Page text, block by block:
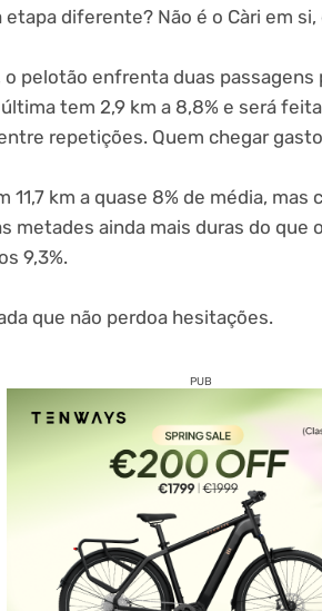
diferente? Não é o Càri em
o pelotão enfrenta duas
tem 2,9 km a 8,8% e será
repetições. Quem chegar
11,7 km a quase 8% de média,
metades ainda mais duras do que
9,3%.
que não perdoa hesitações.
PUB